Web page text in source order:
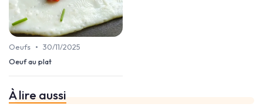
Oeufs • 30/11/2025
Oeuf au plat
À lire aussi